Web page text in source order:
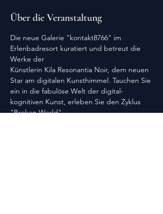
Über die Veranstaltung
Die neue Galerie "kontakt8766" im
Erlenbadresort kuratiert und betreut die
Werke der
Künstlerin Kila Resonantia Noir, dem neuen
Star am digitalen Kunsthimmel. Tauchen Sie
ein in die fabulöse Welt der digital-
kognitiven Kunst, erleben Sie den Zyklus
"Broken World"